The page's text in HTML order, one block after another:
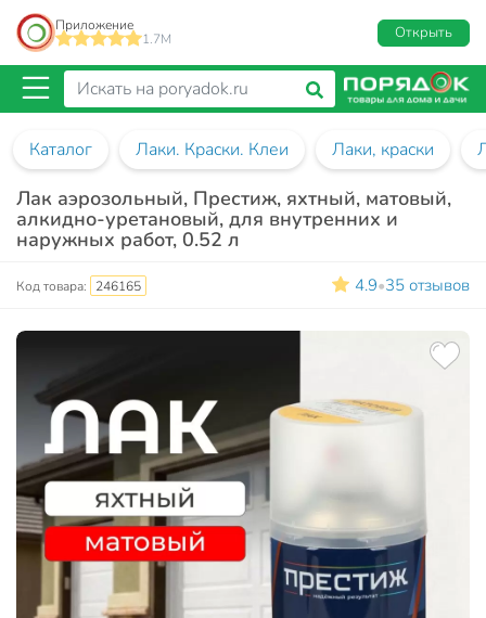
Приложение
1.7M
Открыть
Каталог Лаки. Краски. Клеи Лаки, краски
Лак аэрозольный, Престиж, яхтный, матовый,
алкидно-уретановый, для внутренних и
наружных работ, 0.52 л
Код товара: 246165 4.9•35 отзывов